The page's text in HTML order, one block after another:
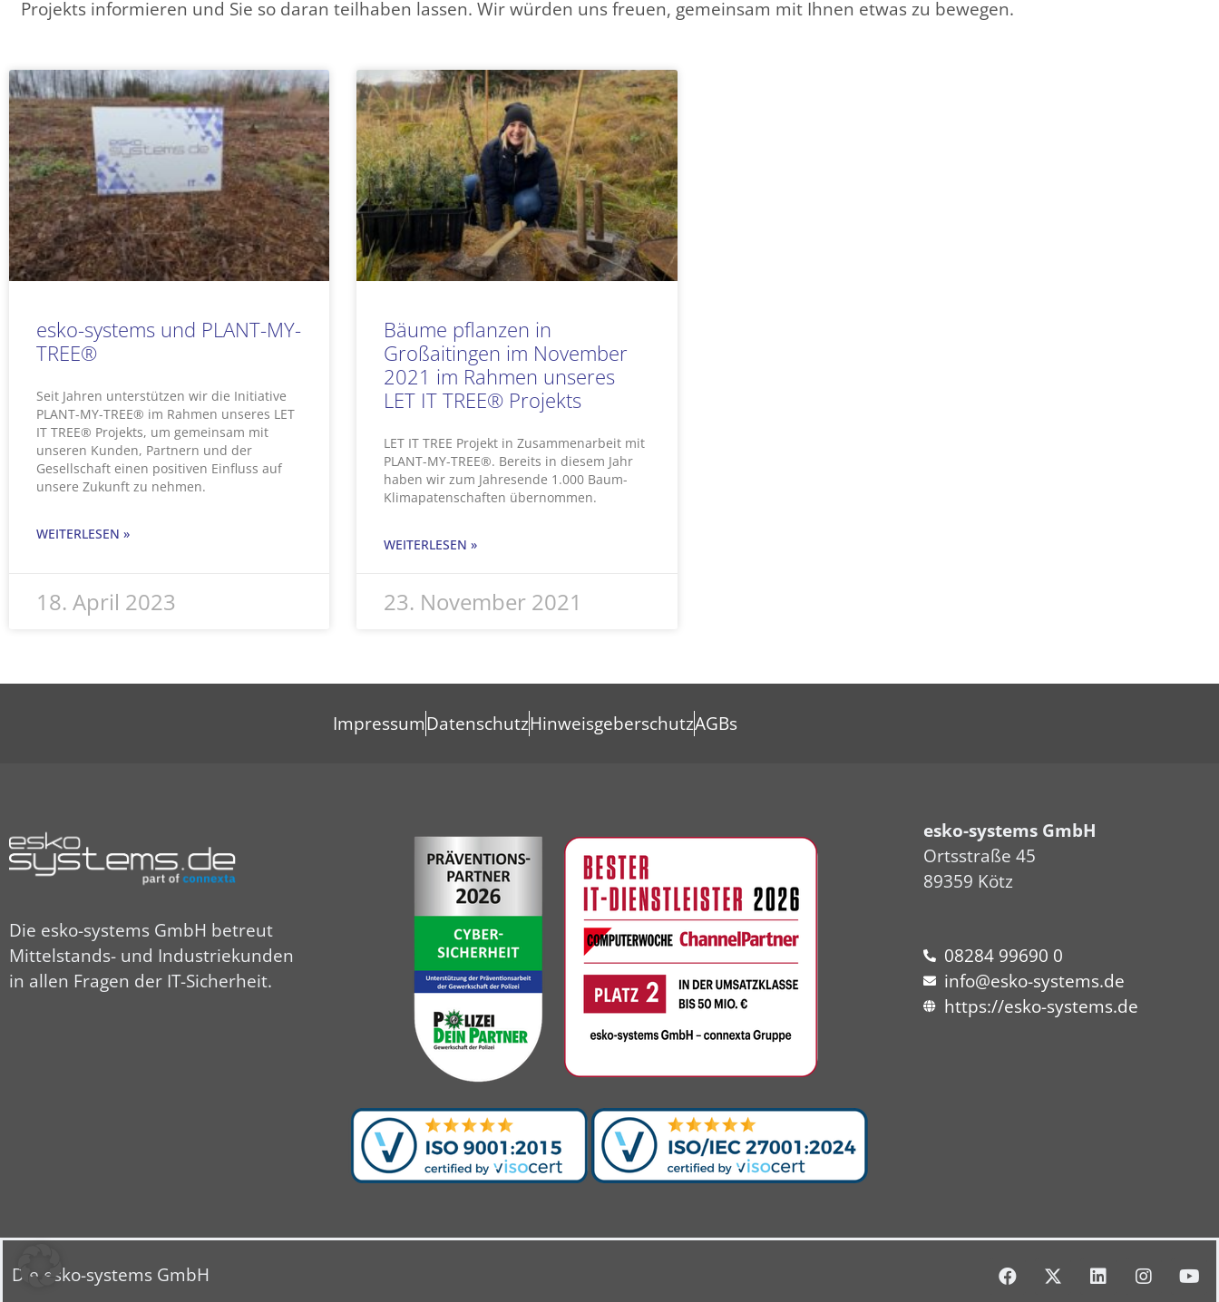
Projekts informieren und Sie so daran teilhaben lassen. Wir würden uns freuen, gemeinsam mit Ihnen etwas zu bewegen.
esko-systems und PLANT-MY-
TREE®
Seit Jahren unterstützen wir die Initiative
PLANT-MY-TREE® im Rahmen unseres LET
IT TREE® Projekts, um gemeinsam mit
unseren Kunden, Partnern und der
Gesellschaft einen positiven Einfluss auf
unsere Zukunft zu nehmen.
WEITERLESEN »
18. April 2023
Bäume pflanzen in
Großaitingen im November
2021 im Rahmen unseres
LET IT TREE® Projekts
LET IT TREE Projekt in Zusammenarbeit mit
PLANT-MY-TREE®. Bereits in diesem Jahr
haben wir zum Jahresende 1.000 Baum-
Klimapatenschaften übernommen.
WEITERLESEN »
23. November 2021
ImpressumDatenschutzHinweisgeberschutzAGBs
Die esko-systems GmbH betreut
Mittelstands- und Industriekunden
in allen Fragen der IT-Sicherheit.
esko-systems GmbH
Ortsstraße 45
89359 Kötz
08284 99690 0
info@esko-systems.de
https://esko-systems.de
Die esko-systems GmbH
F
a
X
-
L
i
I
n
Y
o